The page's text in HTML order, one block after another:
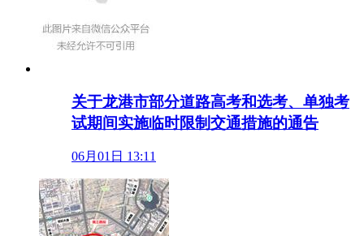
关于龙港市部分道路高考和选考、单独考
试期间实施临时限制交通措施的通告
06月01日 13:11